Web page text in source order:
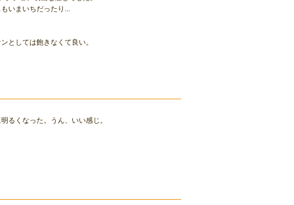
いまいちだったり...
としては飽きなくて良い。
るくなった。うん、いい感じ。